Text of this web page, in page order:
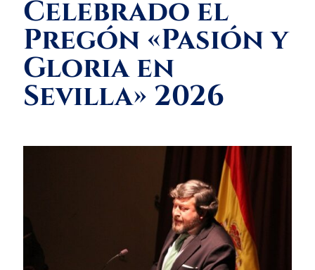
Celebrado el
Pregón «Pasión y
Gloria en
Sevilla» 2026